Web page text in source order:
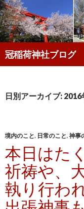
冠稲荷神社ブログ
索
ン
動
日別アーカイブ:
境内のこと, 日常のこと, 神事
本日はた
祈祷や、
執り行わ